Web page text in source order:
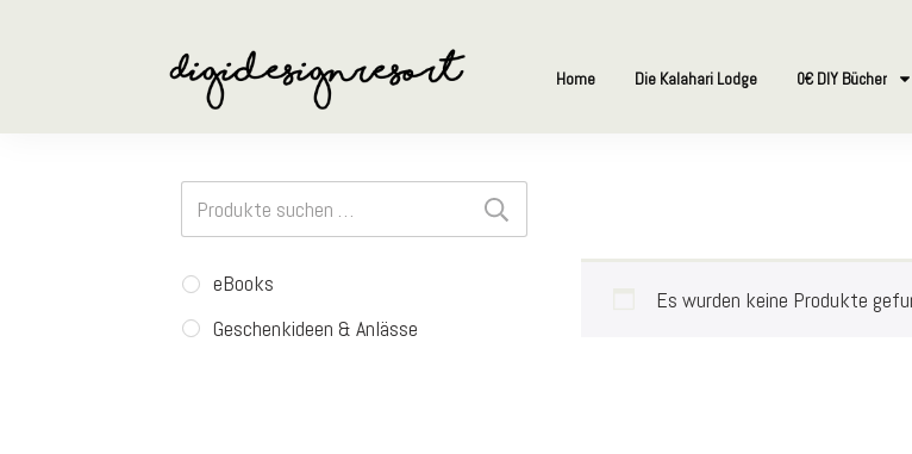
Home Die Kalahari Lodge 0€ DIY Bücher
Es wurden keine Produkte
Suchen
nach:
eBooks
Geschenkideen & Anlässe